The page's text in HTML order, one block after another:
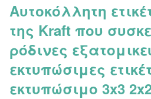
Αυτοκόλλητη
της Kraft που
ρόδινες
εκτυπώσιμες
εκτυπώσιμο 3x3